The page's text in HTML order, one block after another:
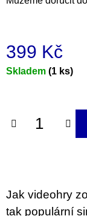
399 Kč
Měrná
Skladem (1 ks)
Jak videohry
tak populární
D
o
p
u
JMÉNO